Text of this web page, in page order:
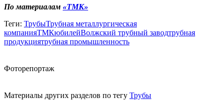
По материалам «ТМК»
Теги: ТрубыТрубная металлургическая
компанияТМКюбилейВолжский трубный заводтрубная
продукциятрубная промышленность
Фоторепортаж
Материалы других разделов по тегу Трубы